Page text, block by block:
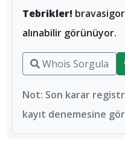
Tebrikler!
alınabilir görünüyor.
Whois Sorgula
Not: Son karar
kayıt denemesine